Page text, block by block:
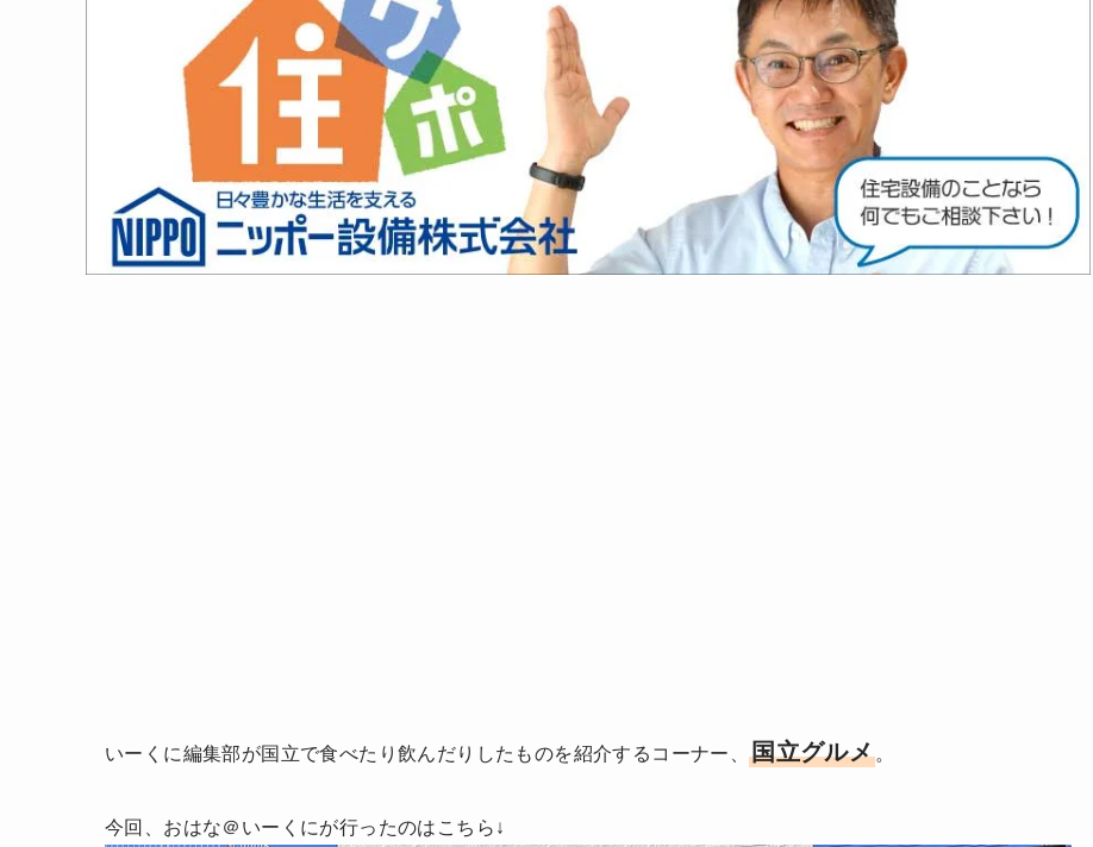
いーくに編集部が国立で食べたり飲んだりしたものを紹介するコーナー、国立グルメ 。
今回、おはな＠いーくにが行ったのはこちら↓